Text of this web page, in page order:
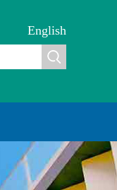
English